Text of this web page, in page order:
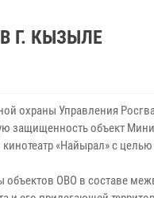
Г. КЫЗЫЛЕ
охраны Управления
защищенность объект
«Найырал» с
объектов ОВО в составе